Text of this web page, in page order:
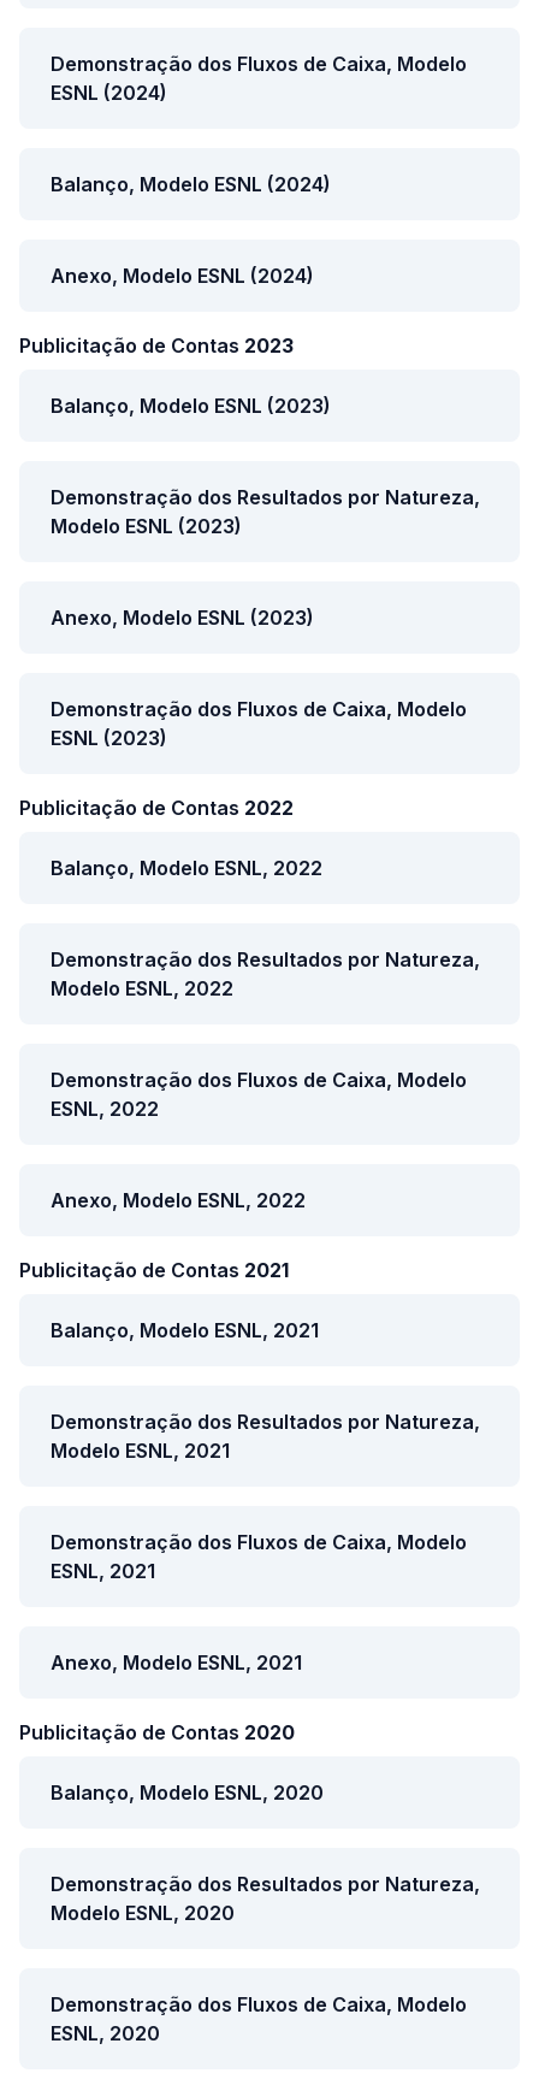
Demonstração dos Fluxos de Caixa, Modelo
ESNL (2024)
Balanço, Modelo ESNL (2024)
Anexo, Modelo ESNL (2024)
Publicitação de Contas 2023
Balanço, Modelo ESNL (2023)
Demonstração dos Resultados por Natureza,
Modelo ESNL (2023)
Anexo, Modelo ESNL (2023)
Demonstração dos Fluxos de Caixa, Modelo
ESNL (2023)
Publicitação de Contas 2022
Balanço, Modelo ESNL, 2022
Demonstração dos Resultados por Natureza,
Modelo ESNL, 2022
Demonstração dos Fluxos de Caixa, Modelo
ESNL, 2022
Anexo, Modelo ESNL, 2022
Publicitação de Contas 2021
Balanço, Modelo ESNL, 2021
Demonstração dos Resultados por Natureza,
Modelo ESNL, 2021
Demonstração dos Fluxos de Caixa, Modelo
ESNL, 2021
Anexo, Modelo ESNL, 2021
Publicitação de Contas 2020
Balanço, Modelo ESNL, 2020
Demonstração dos Resultados por Natureza,
Modelo ESNL, 2020
Demonstração dos Fluxos de Caixa, Modelo
ESNL, 2020